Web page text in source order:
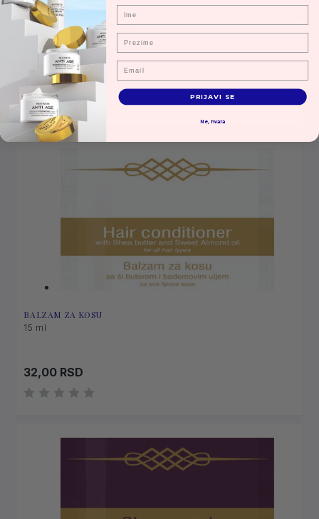
HERBAL ŠAMPON ZA KOSU
15 ml
30,00RSD
BALZAM ZA KOSU
15 ml
32,00 RSD
Ime
Prezime
Email
PRIJAVI SE
Ne, hvala